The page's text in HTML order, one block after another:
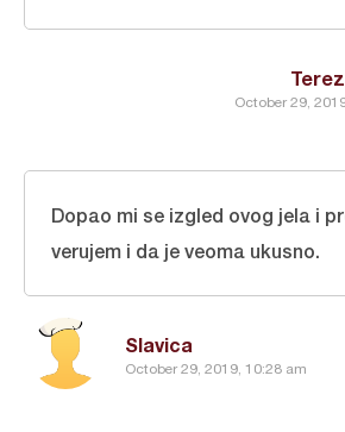
October 29,
Slavica
October 29, 2019, 10:28 am
Dopao mi se izgled ovog jela i
verujem i da je veoma ukusno.